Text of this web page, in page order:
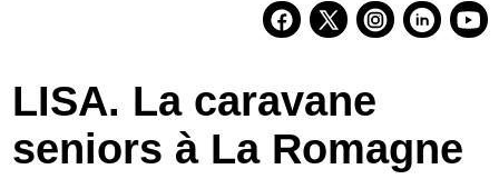
Economie
Services
LISA. La caravane
seniors à La Romagne